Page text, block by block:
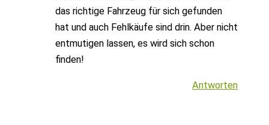
das richtige Fahrzeug für sich gefunden
hat und auch Fehlkäufe sind drin. Aber nicht
entmutigen lassen, es wird sich schon
finden!
Antworten